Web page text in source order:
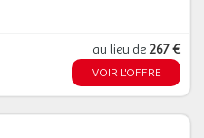
au lieu de 267 €
VOIR L'OFFRE